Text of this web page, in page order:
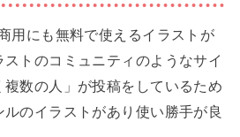
用にも無料で使えるイラストが
トのコミュニティのようなサイ
複数の人」が投稿をしているため
のイラストがあり使い勝手が良